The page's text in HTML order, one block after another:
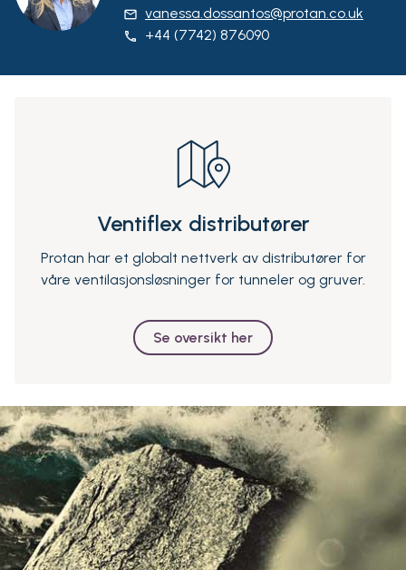
email vanessa.dossantos@protan.co.uk
phone +44 (7742) 876090
Ventiflex distributører
Protan har et globalt nettverk av distributører for
våre ventilasjonsløsninger for tunneler og gruver.
Se oversikt her